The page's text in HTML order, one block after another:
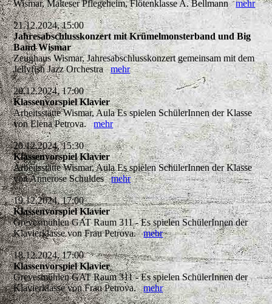
Wismar, Malteser Pflegeheim, Flötenklasse A. Bellmannmehr
21.12.2024, 15:00
Jahresabschlusskonzert mit Krümelmonsterband und Big
Band Wismar
Zeughaus Wismar, Jahresabschlusskonzert gemeinsam mit dem
Jellyfish Jazz Orchestramehr
20.12.2024, 17:00
Klassenvorspiel Klavier
Arbeitsstätte Wismar, Aula Es spielen SchülerInnen der Klasse
von Elena Petrova.mehr
20.12.2024, 15:30
Klassenvorspiel Klavier
Arbeitsstätte Wismar, Aula Es spielen SchülerInnen der Klasse
von Annerose Schuldesmehr
19.12.2024, 17:00
Klassenvorspiel Klavier
Grevesmühlen GAT Raum 311 - Es spielen SchülerInnen der
Klavierklasse von Frau Petrova.mehr
18.12.2024, 17:00
Klassenvorspiel Klavier
Grevesmühlen GAT Raum 311 - Es spielen SchülerInnen der
Klavierklasse von Frau Petrova.mehr